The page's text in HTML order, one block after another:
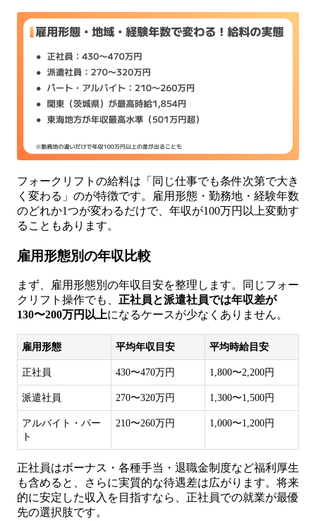
フォークリフトの給料は「同じ仕事でも条件次第で大き
く変わる」のが特徴です。雇用形態・勤務地・経験年数
のどれか1つが変わるだけで、年収が100万円以上変動す
ることもあります。
雇用形態別の年収比較
まず、雇用形態別の年収目安を整理します。同じフォー
クリフト操作でも、 正社員と派遣社員では年収差が
130〜200万円以上になるケースが少なくありません。
雇用形態 平均年収目安 平均時給目安
正社員 430〜470万円 1,800〜2,200円
派遣社員 270〜320万円 1,300〜1,500円
アルバイト・パー
ト
210〜260万円 1,000〜1,200円
正社員はボーナス・各種手当・退職金制度など福利厚生
も含めると、さらに実質的な待遇差は広がります。将来
的に安定した収入を目指すなら、正社員での就業が最優
先の選択肢です。